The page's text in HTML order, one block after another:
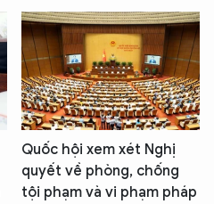
Quốc hội xem xét Nghị
quyết về phòng, chống
tội phạm và vi phạm pháp